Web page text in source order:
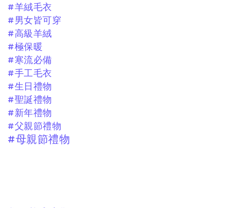
#羊絨毛衣
#男女皆可穿
#高級羊絨
#極保暖
#寒流必備
#手工毛衣
#生日禮物
#聖誕禮物
#新年禮物
#父親節禮物
#母親節禮物